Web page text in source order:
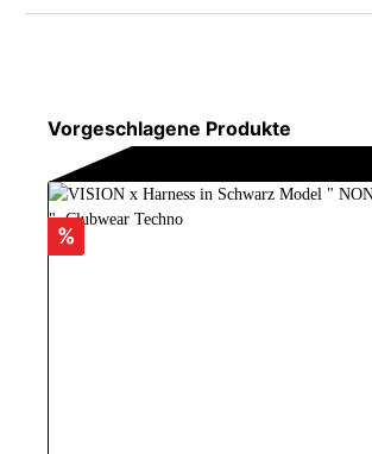
Vorgeschlagene Produkte
%